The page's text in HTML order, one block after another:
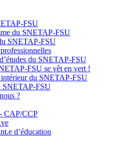
FSU
du SNETAP-FSU
SNETAP-FSU
du SNETAP-FSU
FSU se vêt en vert !
du SNETAP-FSU
SNETAP-FSU
?
CAP/CCP
d’éducation